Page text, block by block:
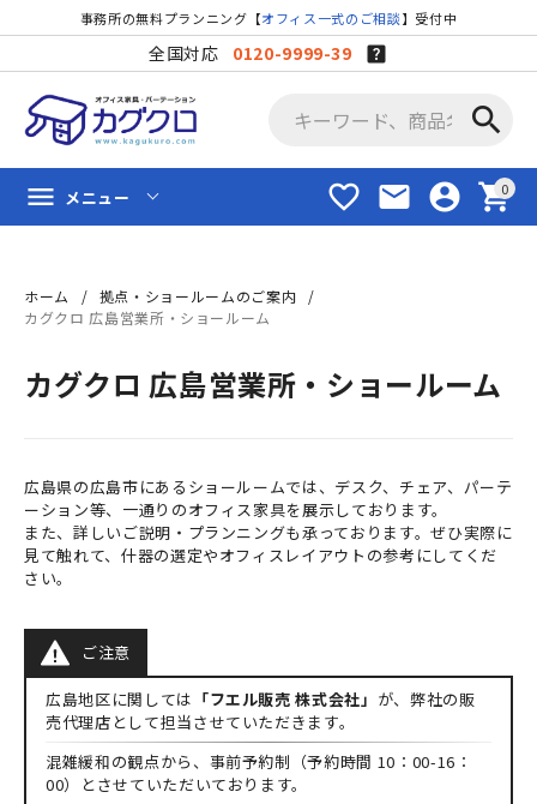
事務所の無料プランニング【オフィス一式のご相談】受付中
全国対応 0120-9999-39
search
favorite_border mail account_circle shopping_cart
menu メニュー
ホーム
拠点・ショールームのご案内
カグクロ 広島営業所・ショールーム
カグクロ 広島営業所・ショールーム
広島県の広島市にあるショールームでは、デスク、チェア、パーテ
ーション等、一通りのオフィス家具を展示しております。
また、詳しいご説明・プランニングも承っております。ぜひ実際に
見て触れて、什器の選定やオフィスレイアウトの参考にしてくだ
さい。
ご注意
広島地区に関しては 「フエル販売 株式会社」 が、弊社の販
売代理店として担当させていただきます。
混雑緩和の観点から、事前予約制（予約時間 10：00-16：
00）とさせていただいております。